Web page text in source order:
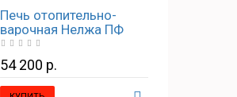
Печь отопительно-
варочная Нелжа ПФ
(Дубы)
54 200 р.